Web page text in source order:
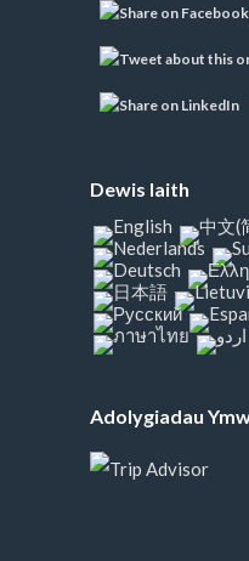
Dewis Iaith
Adolygiadau